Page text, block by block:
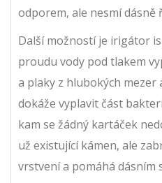
odporem, ale nesmí dásně
Další možností je irigátor is
proudu vody pod tlakem
a plaky z hlubokých mezer
dokáže vyplavit část
kam se žádný kartáček
už existující kámen, ale
vrstvení a pomáhá dásním